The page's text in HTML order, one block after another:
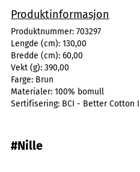
Produktinformasjon
Produktnummer: 703297
Lengde (cm): 130,00
Bredde (cm): 60,00
Vekt (g): 390,00
Farge: Brun
Materialer: 100% bomull
Sertifisering: BCI - Better Cotton
#Nille